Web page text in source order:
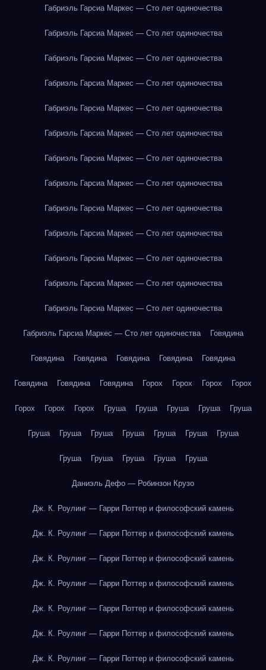
Габриэль Гарсиа Маркес — Сто лет одиночества
Габриэль Гарсиа Маркес — Сто лет одиночества
Габриэль Гарсиа Маркес — Сто лет одиночества
Габриэль Гарсиа Маркес — Сто лет одиночества
Габриэль Гарсиа Маркес — Сто лет одиночества
Габриэль Гарсиа Маркес — Сто лет одиночества
Габриэль Гарсиа Маркес — Сто лет одиночества
Габриэль Гарсиа Маркес — Сто лет одиночества
Габриэль Гарсиа Маркес — Сто лет одиночества
Габриэль Гарсиа Маркес — Сто лет одиночества
Габриэль Гарсиа Маркес — Сто лет одиночества
Габриэль Гарсиа Маркес — Сто лет одиночества
Габриэль Гарсиа Маркес — Сто лет одиночества
Габриэль Гарсиа Маркес — Сто лет одиночества Говядина
Говядина Говядина Говядина Говядина Говядина
Говядина Говядина Говядина Горох Горох Горох Горох
Горох Горох Горох Груша Груша Груша Груша Груша
Груша Груша Груша Груша Груша Груша Груша
Груша Груша Груша Груша Груша
Даниэль Дефо — Робинзон Крузо
Дж. К. Роулинг — Гарри Поттер и философский камень
Дж. К. Роулинг — Гарри Поттер и философский камень
Дж. К. Роулинг — Гарри Поттер и философский камень
Дж. К. Роулинг — Гарри Поттер и философский камень
Дж. К. Роулинг — Гарри Поттер и философский камень
Дж. К. Роулинг — Гарри Поттер и философский камень
Дж. К. Роулинг — Гарри Поттер и философский камень